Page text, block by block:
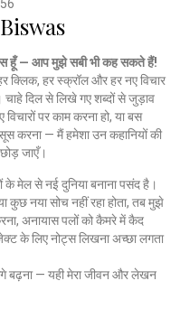
हूँ — आप मुझे सबी भी कह सकते हैं!
क्लिक, हर स्क्रॉल और हर नए विचार
चाहे दिल से लिखे गए शब्दों से जुड़ाव
पर काम करना हो, या बस
करना — मैं हमेशा उन कहानियों की
जाएँ।
के मेल से नई दुनिया बनाना पसंद है।
कुछ नया सोच नहीं रहा होता, तब मुझे
अनायास पलों को कैमरे में कैद
के लिए नोट्स लिखना अच्छा लगता
बढ़ना — यही मेरा जीवन और लेखन